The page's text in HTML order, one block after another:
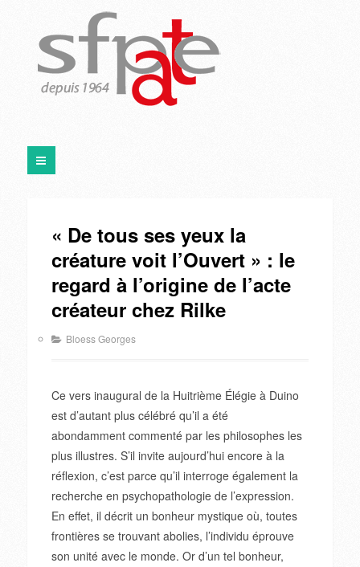
« De tous ses yeux la
créature voit l’Ouvert » : le
regard à l’origine de l’acte
créateur chez Rilke
Bloess Georges
Ce vers inaugural de la Huitrième Élégie à Duino
est d’autant plus célébré qu’il a été
abondamment commenté par les philosophes les
plus illustres. S’il invite aujourd’hui encore à la
réflexion, c’est parce qu’il interroge également la
recherche en psychopathologie de l’expression.
En effet, il décrit un bonheur mystique où, toutes
frontières se trouvant abolies, l’individu éprouve
son unité avec le monde. Or d’un tel bonheur,